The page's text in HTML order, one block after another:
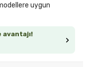
avantajı!
uygun